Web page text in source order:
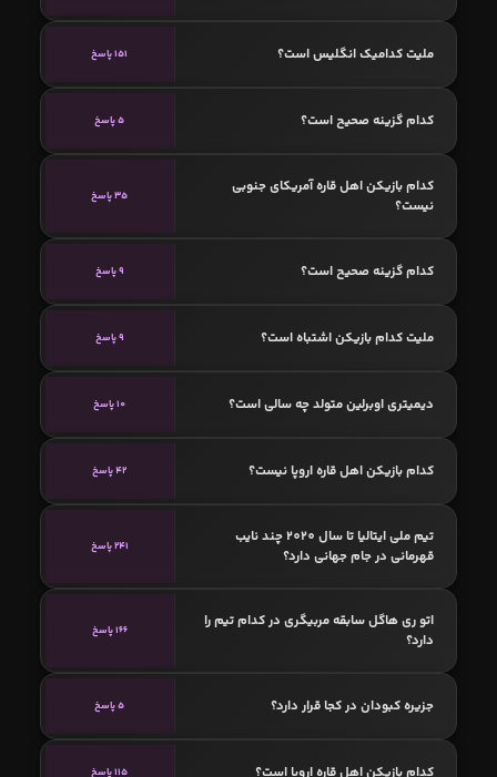
ملیت کدامیک انگلیس است؟ 151 پاسخ
کدام گزینه صحیح است؟ 5 پاسخ
کدام بازیکن اهل قاره آمریکای جنوبی
نیست؟
35 پاسخ
کدام گزینه صحیح است؟ 9 پاسخ
ملیت کدام بازیکن اشتباه است؟ 9 پاسخ
دیمیتری اوبرلین متولد چه سالی است؟ 10 پاسخ
کدام بازیکن اهل قاره اروپا نیست؟ 42 پاسخ
تیم ملی ایتالیا تا سال 2020 چند نایب
قهرمانی در جام جهانی دارد؟
241 پاسخ
اتو ری هاگل سابقه مربیگری در کدام تیم را
دارد؟
166 پاسخ
جزیره کبودان در کجا قرار دارد؟ 5 پاسخ
کدام بازیکن اهل قاره اروپا است؟ 115 پاسخ